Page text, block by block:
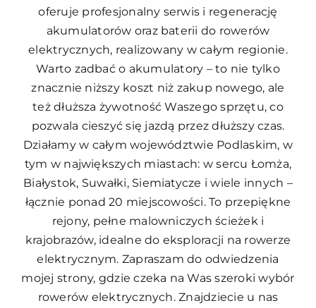
oferuje profesjonalny serwis i regenerację
akumulatorów oraz baterii do rowerów
elektrycznych, realizowany w całym regionie.
Warto zadbać o akumulatory – to nie tylko
znacznie niższy koszt niż zakup nowego, ale
też dłuższa żywotność Waszego sprzętu, co
pozwala cieszyć się jazdą przez dłuższy czas.
Działamy w całym województwie Podlaskim, w
tym w największych miastach: w sercu Łomża,
Białystok, Suwałki, Siemiatycze i wiele innych –
łącznie ponad 20 miejscowości. To przepiękne
rejony, pełne malowniczych ścieżek i
krajobrazów, idealne do eksploracji na rowerze
elektrycznym. Zapraszam do odwiedzenia
mojej strony, gdzie czeka na Was szeroki wybór
rowerów elektrycznych. Znajdziecie u nas